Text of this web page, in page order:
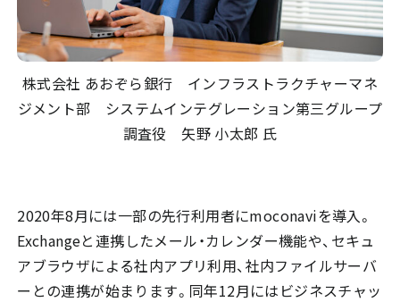
株式会社 あおぞら銀行 インフラストラクチャーマネ
ジメント部 システムインテグレーション第三グループ
調査役 矢野 小太郎 氏
2020年8月には一部の先行利用者にmoconaviを導入。
Exchangeと連携したメール・カレンダー機能や、セキュ
アブラウザによる社内アプリ利用、社内ファイルサーバ
ーとの連携が始まります。同年12月にはビジネスチャッ